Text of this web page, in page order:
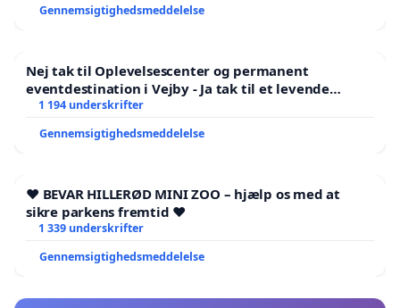
Gennemsigtighedsmeddelelse
Nej tak til Oplevelsescenter og permanent
eventdestination i Vejby - Ja tak til et levende
lokalområde i balance
1 194 underskrifter
Gennemsigtighedsmeddelelse
❤️ BEVAR HILLERØD MINI ZOO – hjælp os med at
sikre parkens fremtid ❤️
1 339 underskrifter
Gennemsigtighedsmeddelelse